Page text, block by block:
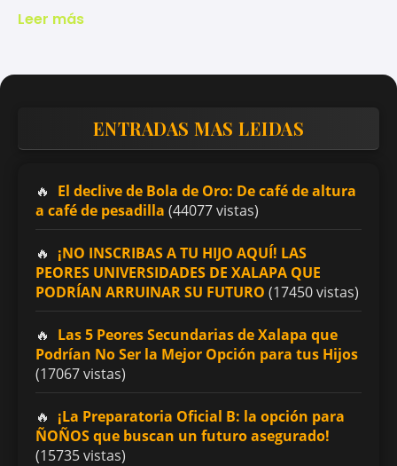
Leer más
ENTRADAS MAS LEIDAS
El declive de Bola de Oro: De café de altura
a café de pesadilla (44077 vistas)
¡NO INSCRIBAS A TU HIJO AQUÍ! LAS
PEORES UNIVERSIDADES DE XALAPA QUE
PODRÍAN ARRUINAR SU FUTURO (17450 vistas)
Las 5 Peores Secundarias de Xalapa que
Podrían No Ser la Mejor Opción para tus Hijos
(17067 vistas)
¡La Preparatoria Oficial B: la opción para
ÑOÑOS que buscan un futuro asegurado!
(15735 vistas)